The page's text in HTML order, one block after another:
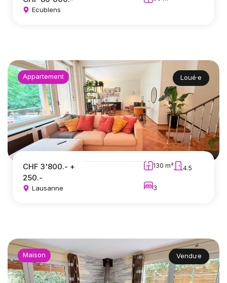
Ecublens
Appartement Loué·e
CHF 3'800.- +
250.-
Lausanne
130 m² 4.5
3
Maison Vendu·e